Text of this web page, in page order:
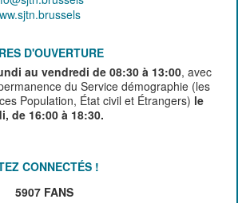
D'OUVERTURE
au vendredi de 08:30 à 13:00, avec
du Service démographie (les
Population, État civil et Étrangers) le
de 16:00 à 18:30.
CONNECTÉS !
5907 FANS